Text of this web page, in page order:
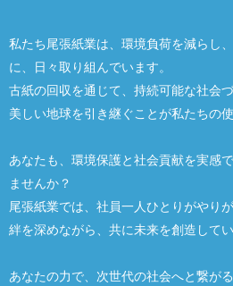
私たち尾張紙業は、環境負荷を減らし
に、日々取り組んでいます。
古紙の回収を通じて、持続可能な社会
美しい地球を引き継ぐことが私たちの使
あなたも、環境保護と社会貢献を実感
ませんか？
尾張紙業では、社員一人ひとりがやり
絆を深めながら、共に未来を創造してい
あなたの力で、次世代の社会へと繋が